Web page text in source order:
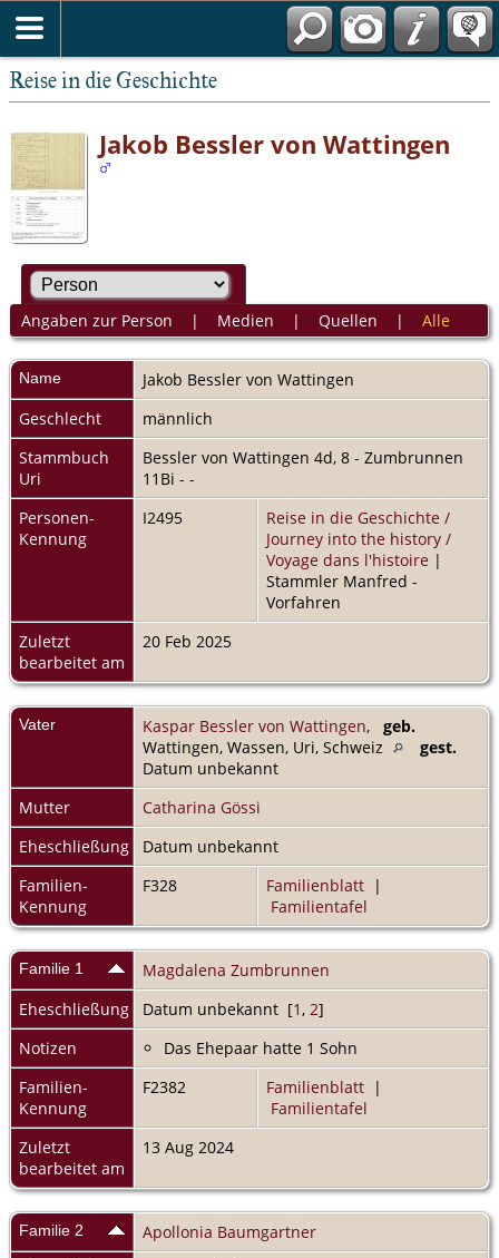
Reise in die Geschichte
Jakob Bessler von Wattingen
Angaben zur Person | Medien | Quellen | Alle
Name Jakob Bessler von Wattingen
Geschlecht
männlich
Stammbuch
Uri
Bessler von Wattingen 4d, 8 - Zumbrunnen
11Bi - -
Personen-
Kennung
I2495
Reise in die Geschichte /
Journey into the history /
Voyage dans l'histoire |
Stammler Manfred -
Vorfahren
Zuletzt
bearbeitet am
20 Feb 2025
Vater Kaspar Bessler von Wattingen, geb.
Wattingen, Wassen, Uri, Schweiz
gest.
Datum unbekannt
Mutter
Catharina Gössi
Eheschließung
Datum unbekannt
Familien-
Kennung
F328 Familienblatt |
Familientafel
Familie 1
Magdalena Zumbrunnen
Eheschließung
Datum unbekannt [1, 2]
Notizen
Das Ehepaar hatte 1 Sohn
Familien-
Kennung
F2382 Familienblatt |
Familientafel
Zuletzt
bearbeitet am
13 Aug 2024
Familie 2
Apollonia Baumgartner